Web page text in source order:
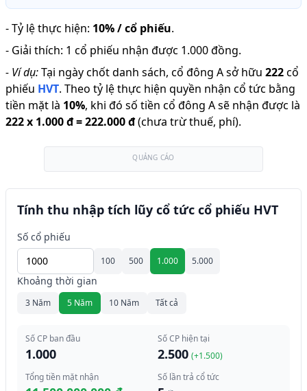
-Tỷ lệ thực hiện: 10% / cổ phiếu.
- Giải thích: 1 cổ phiếu nhận được 1.000 đồng.
- Ví dụ:Tại ngày chốt danh sách, cổ đông A sở hữu 222cổ
phiếu HVT. Theo tỷ lệ thực hiện quyền nhận cổ tức bằng
tiền mặt là 10%, khi đó số tiền cổ đông A sẽ nhận được là
222x 1.000 đ=222.000 đ(chưa trừ thuế, phí).
QUẢNG CÁO
Tính thu nhập tích lũy cổ tức cổ phiếu HVT
Số cổ phiếu
100 500 1.000 5.000
Khoảng thời gian
3 Năm 5 Năm 10 Năm Tất cả
Số CP ban đầu
1.000
Số CP hiện tại
2.500 (+1.500)
Tổng tiền mặt nhận
Số lần trả cổ tức